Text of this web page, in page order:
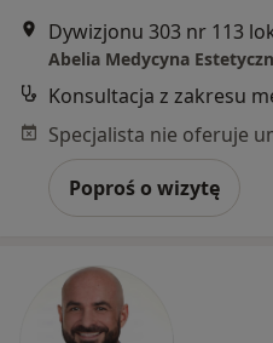
Dywizjonu 303 nr 113
Abelia Medycyna
Poproś o wizytę